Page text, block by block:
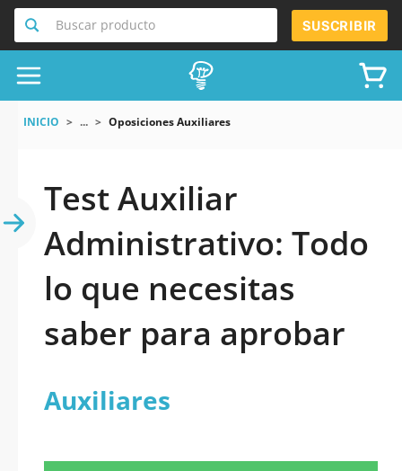
Buscar producto SUSCRIBIR
INICIO ... Oposiciones Auxiliares
Test Auxiliar
Administrativo: Todo
lo que necesitas
saber para aprobar
Auxiliares